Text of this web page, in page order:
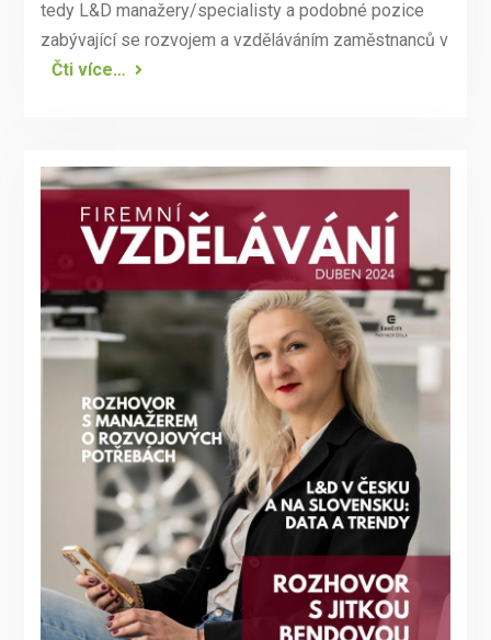
tedy L&D manažery/specialisty a podobné pozice
zabývající se rozvojem a vzděláváním zaměstnanců v
Čti více…